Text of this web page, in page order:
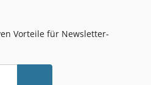
Vorteile für Newsletter-